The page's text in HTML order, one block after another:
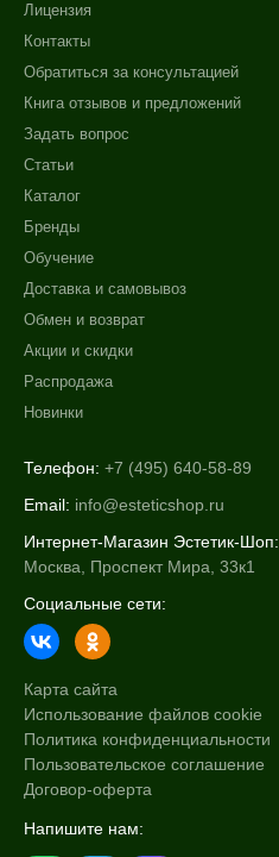
Любой возраст (от 18 лет)
После 20
Показать еще
Восстановление
Моделирование
Обезжиривание
Показать еще
Акне
Возрастные изменения
Воспаление
Под макияж
После пилинга
После солнца
Результат
Защита
Лифтинг
Показать еще
Лицензия
Контакты
Обратиться за консультацией
Книга отзывов и предложений
Задать вопрос
Статьи
Каталог
Бренды
Обучение
Доставка и самовывоз
Обмен и возврат
Акции и скидки
Распродажа
Новинки
Телефон: +7 (495) 640-58-89
Email: info@esteticshop.ru
Интернет-Магазин Эстетик-Шоп:
Москва, Проспект Мира, 33к1
Социальные сети:
Карта сайта
Использование файлов cookie
Политика конфиденциальности
Пользовательское соглашение
Договор-оферта
Напишите нам: